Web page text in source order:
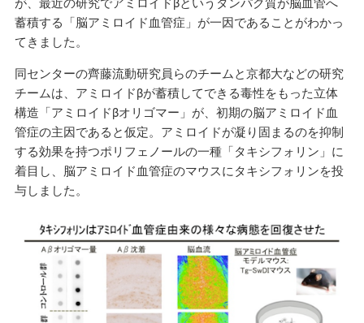
蓄積する「脳アミロイド血管症」が一因であることがわかっ
てきました。
同センターの齊藤流動研究員らのチームと京都大などの研究
チームは、アミロイドβが蓄積してできる毒性をもった立体
構造「アミロイドβオリゴマー」が、初期の脳アミロイド血
管症の主因であると仮定。アミロイドが凝り固まるのを抑制
する効果を持つポリフェノールの一種「タキシフォリン」に
着目し、脳アミロイド血管症のマウスにタキシフォリンを投
与しました。